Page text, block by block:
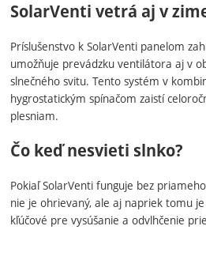
SolarVenti vetrá aj v
Príslušenstvo k SolarVenti panelom
umožňuje prevádzku ventilátora aj v
slnečného svitu. Tento systém v
hygrostatickým spínačom zaistí
plesniam.
Čo keď nesvieti slnko?
Pokiaľ SolarVenti funguje bez
nie je ohrievaný, ale aj napriek tomu
kľúčové pre vysúšanie a odvlhčenie